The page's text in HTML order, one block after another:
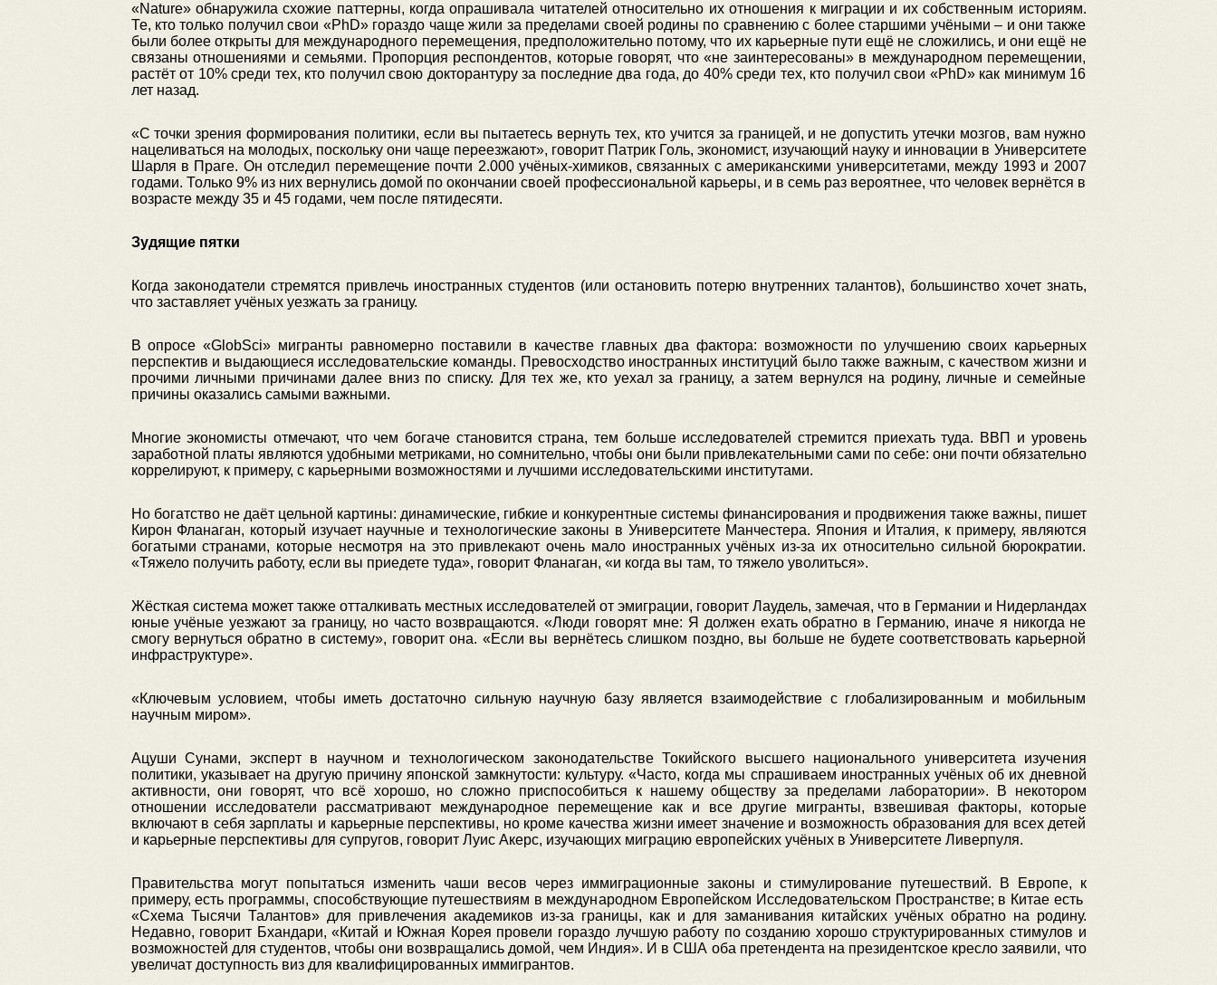
«Nature» обнаружила схожие паттерны, когда опрашивала читателей относительно их отношения к миграции и их собственным историям.
Те, кто только получил свои «PhD» гораздо чаще жили за пределами своей родины по сравнению с более старшими учёными – и они также
были более открыты для международного перемещения, предположительно потому, что их карьерные пути ещё не сложились, и они ещё не
связаны отношениями и семьями. Пропорция респондентов, которые говорят, что «не заинтересованы» в международном перемещении,
растёт от 10% среди тех, кто получил свою докторантуру за последние два года, до 40% среди тех, кто получил свои «PhD» как минимум 16
лет назад.
«С точки зрения формирования политики, если вы пытаетесь вернуть тех, кто учится за границей, и не допустить утечки мозгов, вам нужно
нацеливаться на молодых, поскольку они чаще переезжают», говорит Патрик Голь, экономист, изучающий науку и инновации в Университете
Шарля в Праге. Он отследил перемещение почти 2.000 учёных-химиков, связанных с американскими университетами, между 1993 и 2007
годами. Только 9% из них вернулись домой по окончании своей профессиональной карьеры, и в семь раз вероятнее, что человек вернётся в
возрасте между 35 и 45 годами, чем после пятидесяти.
Зудящие пятки
Когда законодатели стремятся привлечь иностранных студентов (или остановить потерю внутренних талантов), большинство хочет знать,
что заставляет учёных уезжать за границу.
В опросе «GlobSci» мигранты равномерно поставили в качестве главных два фактора: возможности по улучшению своих карьерных
перспектив и выдающиеся исследовательские команды. Превосходство иностранных институций было также важным, с качеством жизни и
прочими личными причинами далее вниз по списку. Для тех же, кто уехал за границу, а затем вернулся на родину, личные и семейные
причины оказались самыми важными.
Многие экономисты отмечают, что чем богаче становится страна, тем больше исследователей стремится приехать туда. ВВП и уровень
заработной платы являются удобными метриками, но сомнительно, чтобы они были привлекательными сами по себе: они почти обязательно
коррелируют, к примеру, с карьерными возможностями и лучшими исследовательскими институтами.
Но богатство не даёт цельной картины: динамические, гибкие и конкурентные системы финансирования и продвижения также важны, пишет
Кирон Фланаган, который изучает научные и технологические законы в Университете Манчестера. Япония и Италия, к примеру, являются
богатыми странами, которые несмотря на это привлекают очень мало иностранных учёных из-за их относительно сильной бюрократии.
«Тяжело получить работу, если вы приедете туда», говорит Фланаган, «и когда вы там, то тяжело уволиться».
Жёсткая система может также отталкивать местных исследователей от эмиграции, говорит Лаудель, замечая, что в Германии и Нидерландах
юные учёные уезжают за границу, но часто возвращаются. «Люди говорят мне: Я должен ехать обратно в Германию, иначе я никогда не
смогу вернуться обратно в систему», говорит она. «Если вы вернётесь слишком поздно, вы больше не будете соответствовать карьерной
инфраструктуре».
«Ключевым условием, чтобы иметь достаточно сильную научную базу является взаимодействие с глобализированным и мобильным
научным миром».
Ацуши Сунами, эксперт в научном и технологическом законодательстве Токийского высшего национального университета изучения
политики, указывает на другую причину японской замкнутости: культуру. «Часто, когда мы спрашиваем иностранных учёных об их дневной
активности, они говорят, что всё хорошо, но сложно приспособиться к нашему обществу за пределами лаборатории». В некотором
отношении исследователи рассматривают международное перемещение как и все другие мигранты, взвешивая факторы, которые
включают в себя зарплаты и карьерные перспективы, но кроме качества жизни имеет значение и возможность образования для всех детей
и карьерные перспективы для супругов, говорит Луис Акерс, изучающих миграцию европейских учёных в Университете Ливерпуля.
Правительства могут попытаться изменить чаши весов через иммиграционные законы и стимулирование путешествий. В Европе, к
примеру, есть программы, способствующие путешествиям в международном Европейском Исследовательском Пространстве; в Китае есть
«Схема Тысячи Талантов» для привлечения академиков из-за границы, как и для заманивания китайских учёных обратно на родину.
Недавно, говорит Бхандари, «Китай и Южная Корея провели гораздо лучшую работу по созданию хорошо структурированных стимулов и
возможностей для студентов, чтобы они возвращались домой, чем Индия». И в США оба претендента на президентское кресло заявили, что
увеличат доступность виз для квалифицированных иммигрантов.